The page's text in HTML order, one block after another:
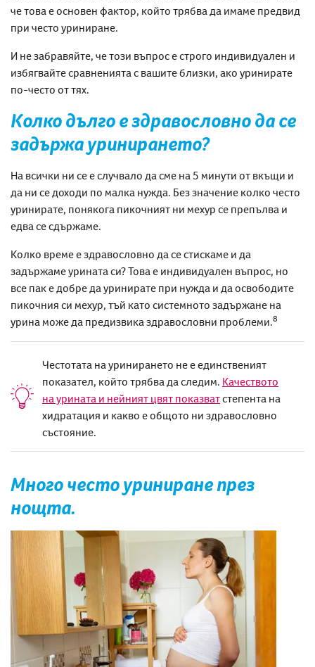
че това е основен фактор, който трябва да имаме предвид
при често уриниране.
И не забравяйте, че този въпрос е строго индивидуален и
избягвайте сравненията с вашите близки, ако уринирате
по-често от тях.
Колко дълго е здравословно да се
задържа уринирането?
На всички ни се е случвало да сме на 5 минути от вкъщи и
да ни се доходи по малка нужда. Без значение колко често
уринирате, понякога пикочният ни мехур се препълва и
едва се сдържаме.
Колко време е здравословно да се стискаме и да
задържаме урината си? Това е индивидуален въпрос, но
все пак е добре да уринирате при нужда и да освободите
пикочния си мехур, тъй като системното задържане на
урина може да предизвика здравословни проблеми.8
Честотата на уринирането не е единственият
показател, който трябва да следим. Качеството
на урината и нейният цвят показватстепента на
хидратация и какво е общото ни здравословно
състояние.
Много често уриниране през
нощта.